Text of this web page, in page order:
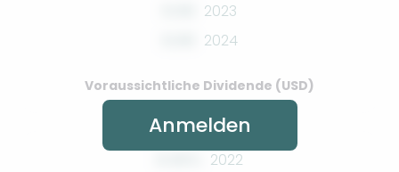
2023
2024
Voraussichtliche Dividende (USD)
2022
Anmelden